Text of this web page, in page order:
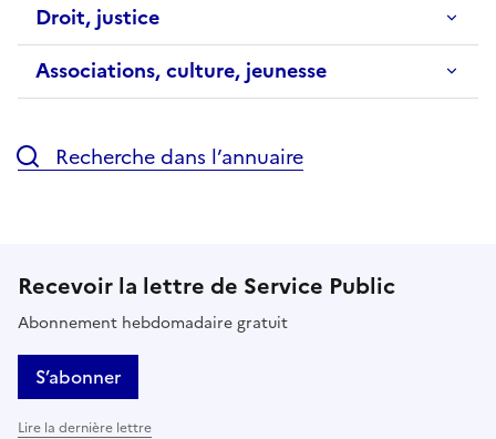
Droit, justice
Associations, culture, jeunesse
Recherche dans l’annuaire
Recevoir la lettre de Service Public
Abonnement hebdomadaire gratuit
S’abonner
Lire la dernière lettre